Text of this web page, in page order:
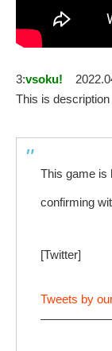
3:vsoku!
This is description
This game is
confirming
[Twitter]
Tweets by